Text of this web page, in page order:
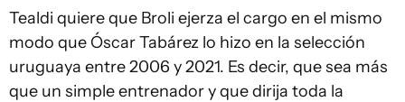
Tealdi quiere que Broli ejerza el cargo en el mismo
modo que Óscar Tabárez lo hizo en la selección
uruguaya entre 2006 y 2021. Es decir, que sea más
que un simple entrenador y que dirija toda la